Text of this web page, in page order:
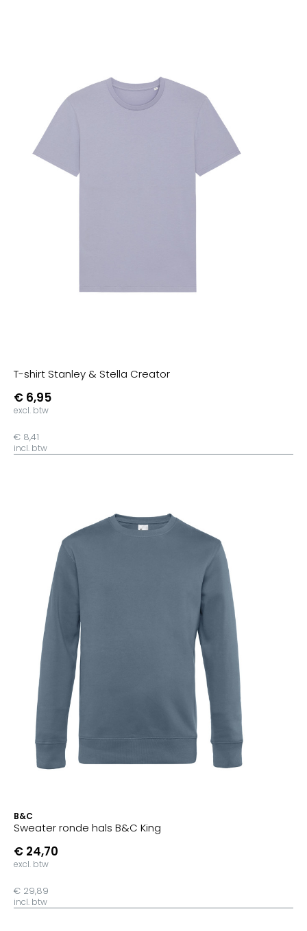
T-shirt Stanley & Stella Creator
€ 6,95
excl. btw
€ 8,41
incl. btw
B&C
Sweater ronde hals B&C King
€ 24,70
excl. btw
€ 29,89
incl. btw